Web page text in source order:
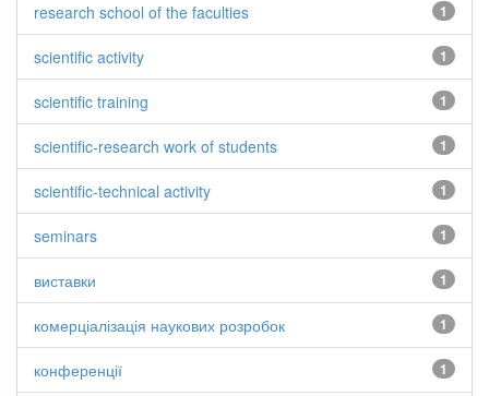
1
research school of the faculties
1
scientific activity
1
scientific training
1
scientific-research work of students
1
scientific-technical activity
1
seminars
1
виставки
1
комерціалізація наукових розробок
1
конференції